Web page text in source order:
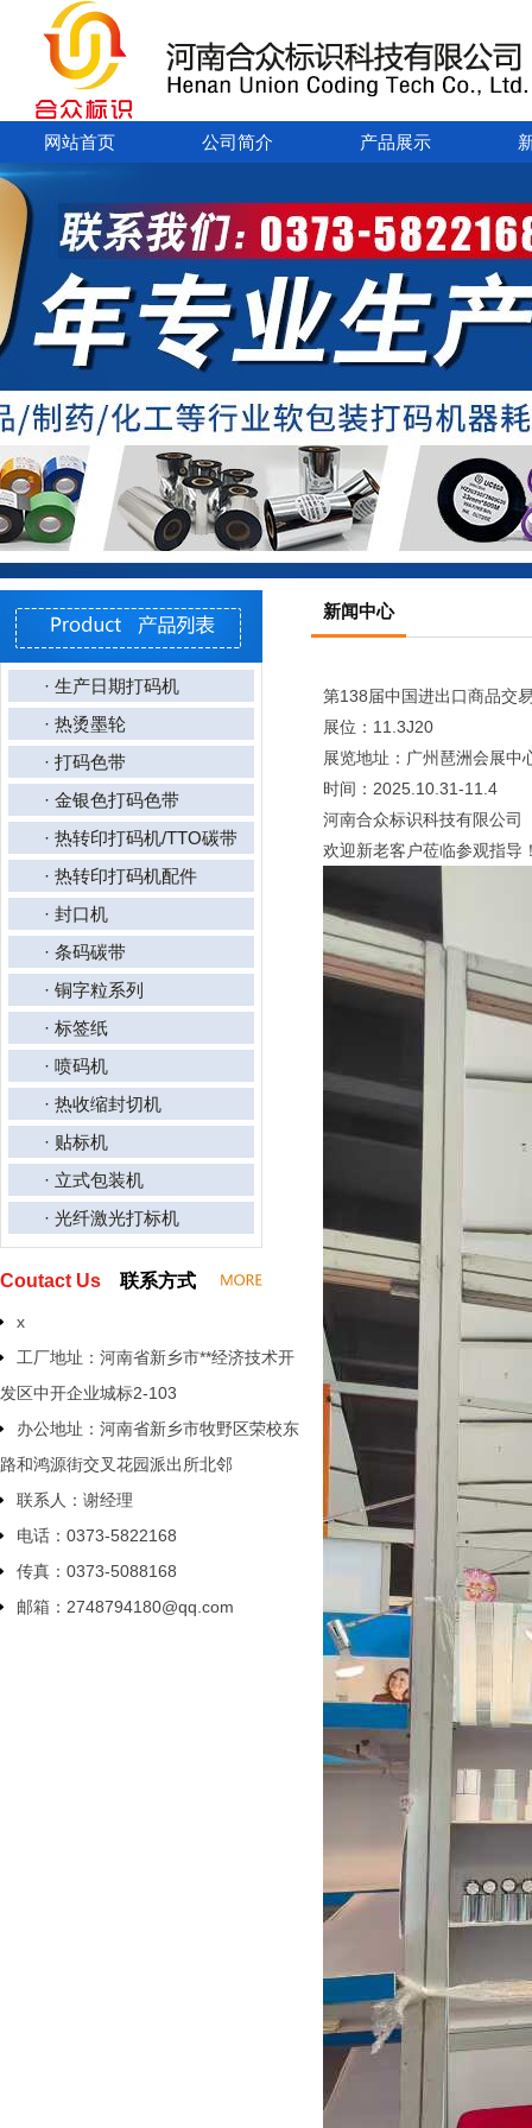
网站首页 公司简介 产品展示
· 生产日期打码机
· 热烫墨轮
· 打码色带
· 金银色打码色带
· 热转印打码机/TTO碳带
· 热转印打码机配件
· 封口机
· 条码碳带
· 铜字粒系列
· 标签纸
· 喷码机
· 热收缩封切机
· 贴标机
· 立式包装机
· 光纤激光打标机
Coutact Us 联系方式
x
工厂地址：河南省新乡市**经济技术开
发区中开企业城标2-103
办公地址：河南省新乡市牧野区荣校东
路和鸿源街交叉花园派出所北邻
联系人：谢经理
电话：0373-5822168
传真：0373-5088168
邮箱：2748794180@qq.com
新闻中心
第138届中国进出口商品交
展位：11.3J20
展览地址：广州琶洲会展中
时间：2025.10.31-11.4
河南合众标识科技有限公司
欢迎新老客户莅临参观指导